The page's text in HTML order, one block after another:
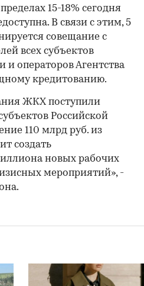
15-18% сегодня
В связи с этим, 5
совещание с
всех субъектов
и операторов Агентства
кредитованию.
ЖКХ поступили
Российской
110 млрд руб. из
создать
новых рабочих
мероприятий», -